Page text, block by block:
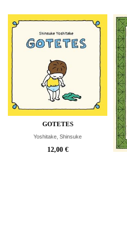
GOTETES
Yoshitake, Shinsuke
12,00 €